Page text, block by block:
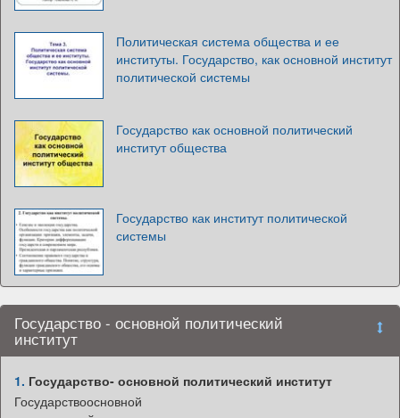
Политическая система общества и ее
институты. Государство, как основной институт
политической системы
Государство как основной политический
институт общества
Государство как институт политической
системы
Государство - основной политический
институт
1. Государство- основной политический институт
Государствоосновной